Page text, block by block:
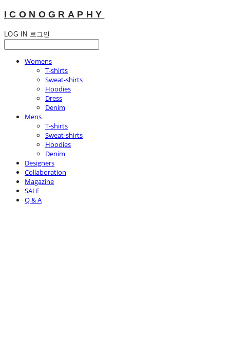
ICONOGRAPHY
LOG IN 로그인
Womens
T-shirts
Sweat-shirts
Hoodies
Dress
Denim
Mens
T-shirts
Sweat-shirts
Hoodies
Denim
Designers
Collaboration
Magazine
SALE
Q & A